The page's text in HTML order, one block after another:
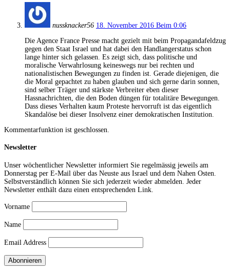
nussknacker56 18. November 2016 Beim 0:06
Die Agence France Presse macht gezielt mit beim Propagandafeldzug
gegen den Staat Israel und hat dabei den Handlangerstatus schon
lange hinter sich gelassen. Es zeigt sich, dass politische und
moralische Verwahrlosung keineswegs nur bei rechten und
nationalistischen Bewegungen zu finden ist. Gerade diejenigen, die
die Moral gepachtet zu haben glauben und sich gerne darin sonnen,
sind selber Träger und stärkste Verbreiter eben dieser
Hassnachrichten, die den Boden düngen für totalitäre Bewegungen.
Dass dieses Verhalten kaum Proteste hervorruft ist das eigentlich
Skandalöse bei dieser Insolvenz einer demokratischen Institution.
Kommentarfunktion ist geschlossen.
Newsletter
Unser wöchentlicher Newsletter informiert Sie regelmässig jeweils am
Donnerstag per E-Mail über das Neuste aus Israel und dem Nahen Osten.
Selbstverständlich können Sie sich jederzeit wieder abmelden. Jeder
Newsletter enthält dazu einen entsprechenden Link.
Vorname
Name
Email Address